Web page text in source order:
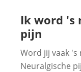
Ik word 's
pijn
Word jij vaak 's
Neuralgische